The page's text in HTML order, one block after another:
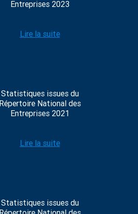
Entreprises 2023
Lire la suite
Statistiques issues du
Répertoire National des
Entreprises 2021
Lire la suite
Statistiques issues du